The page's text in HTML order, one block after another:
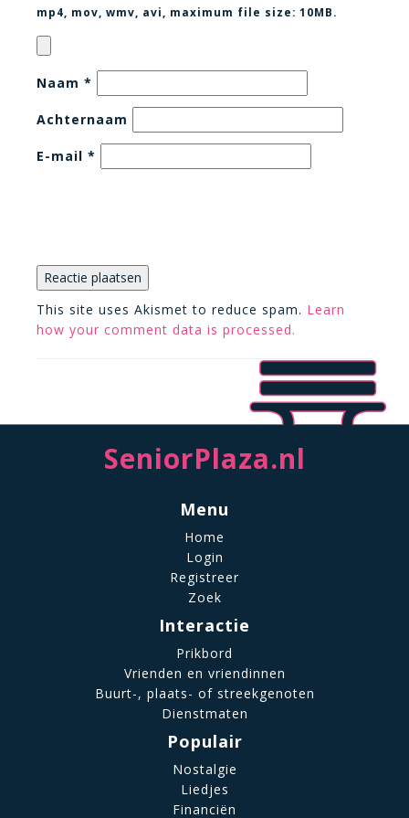
mp4, mov, wmv, avi
, maximum file size: 10MB.
Naam *
Achternaam
E-mail *
This site uses Akismet to reduce spam. Learn
how your comment data is processed.
SeniorPlaza.nl
Menu
Home
Login
Registreer
Zoek
Interactie
Prikbord
Vrienden en vriendinnen
Buurt-, plaats- of streekgenoten
Dienstmaten
Populair
Nostalgie
Liedjes
Financiën